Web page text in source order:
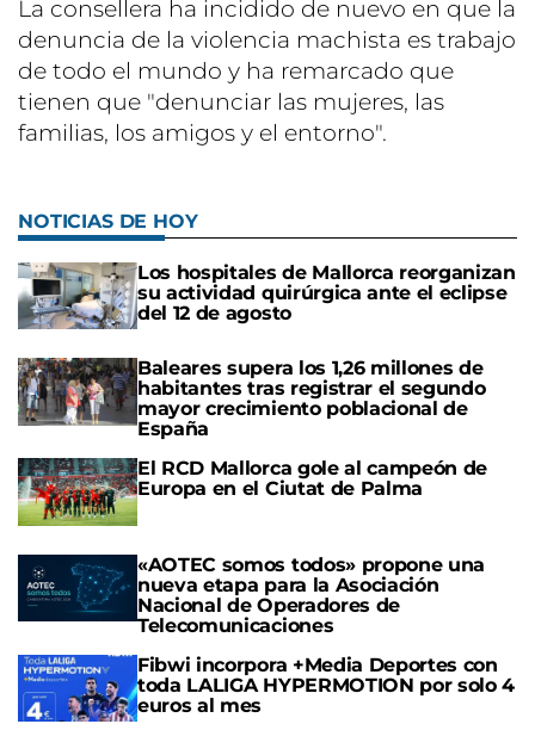
La consellera ha incidido de nuevo en que la
denuncia de la violencia machista es trabajo
de todo el mundo y ha remarcado que
tienen que "denunciar las mujeres, las
familias, los amigos y el entorno".
NOTICIAS DE HOY
Los hospitales de Mallorca reorganizan
su actividad quirúrgica ante el eclipse
del 12 de agosto
Baleares supera los 1,26 millones de
habitantes tras registrar el segundo
mayor crecimiento poblacional de
España
El RCD Mallorca gole al campeón de
Europa en el Ciutat de Palma
«AOTEC somos todos» propone una
nueva etapa para la Asociación
Nacional de Operadores de
Telecomunicaciones
Fibwi incorpora +Media Deportes con
toda LALIGA HYPERMOTION por solo 4
euros al mes